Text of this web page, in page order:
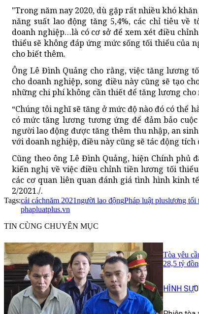
"Trong năm nay 2020, dù gặp rất nhiều khó
năng suất lao động tăng 5,4%, các chỉ tiêu về
doanh nghiệp…là có cơ sở để xem xét điều
thiểu sẽ không đáp ứng mức sống tối thiểu của
cho biết thêm.
Ông Lê Đình Quảng cho rằng, việc tăng lương
cho doanh nghiệp, song điều này cũng sẽ tạo
những chi phí không cần thiết để tăng lương cho
“Chúng tôi nghĩ sẽ tăng ở mức độ nào đó có thể
có mức tăng lương tương ứng để đảm bảo
người lao động được tăng thêm thu nhập, an
với doanh nghiệp, điều này cũng sẽ tác động
Cũng theo ông Lê Đình Quảng, hiện Chính phủ
kiến nghị về việc điều chỉnh tiền lương tối
các cơ quan liên quan đánh giá tình hình kinh
2/2021./.
Tags:cải cáchnăm 2021người lao độngPháp luật pluslương tối
phapluatplus.vn
TIN CÙNG CHUYÊN MỤC
Tòa yêu
28,5 tỷ
HÌNH SỰ